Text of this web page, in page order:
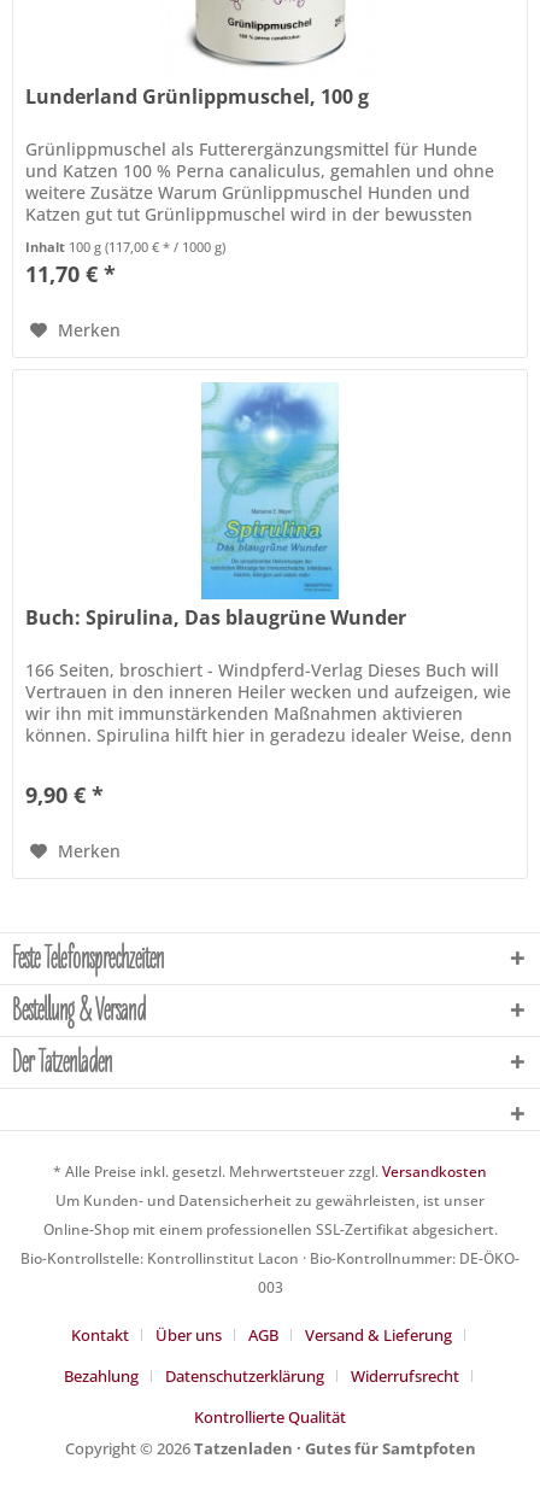
Lunderland Grünlippmuschel, 100 g
Grünlippmuschel als Futterergänzungsmittel für Hunde
und Katzen 100 % Perna canaliculus, gemahlen und ohne
weitere Zusätze Warum Grünlippmuschel Hunden und
Katzen gut tut Grünlippmuschel wird in der bewussten
Inhalt 100 g(117,00 € * / 1000 g)
11,70 € *
Merken
Buch: Spirulina, Das blaugrüne Wunder
166 Seiten, broschiert - Windpferd-Verlag Dieses Buch will
Vertrauen in den inneren Heiler wecken und aufzeigen, wie
wir ihn mit immunstärkenden Maßnahmen aktivieren
können. Spirulina hilft hier in geradezu idealer Weise, denn
9,90 € *
Merken
Feste Telefonsprechzeiten
Bestellung & Versand
Der Tatzenladen
* Alle Preise inkl. gesetzl. Mehrwertsteuer zzgl.Versandkosten
Um Kunden- und Datensicherheit zu gewährleisten, ist unser
Online-Shop mit einem professionellen SSL-Zertifikat abgesichert.
Bio-Kontrollstelle: Kontrollinstitut Lacon · Bio-Kontrollnummer: DE-ÖKO-
003
Kontakt Über uns AGB
Versand & Lieferung
Bezahlung
Datenschutzerklärung
Widerrufsrecht
Kontrollierte Qualität
Copyright © 2026Tatzenladen · Gutes für Samtpfoten